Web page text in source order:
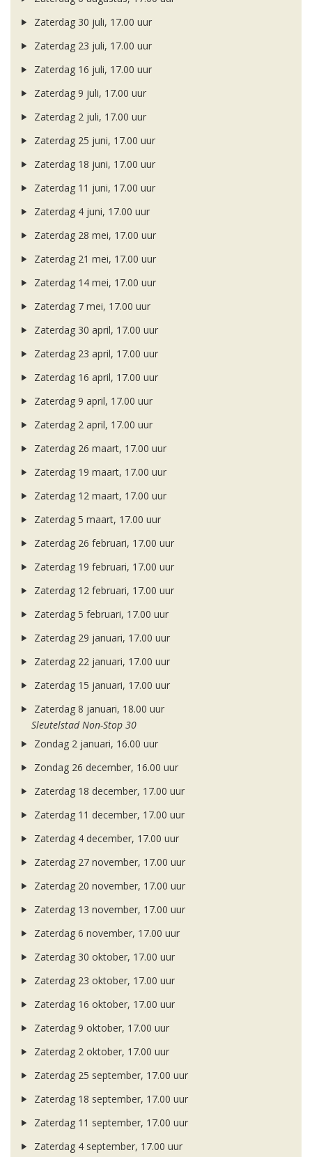
Zaterdag 30 juli, 17.00 uur
Zaterdag 23 juli, 17.00 uur
Zaterdag 16 juli, 17.00 uur
Zaterdag 9 juli, 17.00 uur
Zaterdag 2 juli, 17.00 uur
Zaterdag 25 juni, 17.00 uur
Zaterdag 18 juni, 17.00 uur
Zaterdag 11 juni, 17.00 uur
Zaterdag 4 juni, 17.00 uur
Zaterdag 28 mei, 17.00 uur
Zaterdag 21 mei, 17.00 uur
Zaterdag 14 mei, 17.00 uur
Zaterdag 7 mei, 17.00 uur
Zaterdag 30 april, 17.00 uur
Zaterdag 23 april, 17.00 uur
Zaterdag 16 april, 17.00 uur
Zaterdag 9 april, 17.00 uur
Zaterdag 2 april, 17.00 uur
Zaterdag 26 maart, 17.00 uur
Zaterdag 19 maart, 17.00 uur
Zaterdag 12 maart, 17.00 uur
Zaterdag 5 maart, 17.00 uur
Zaterdag 26 februari, 17.00 uur
Zaterdag 19 februari, 17.00 uur
Zaterdag 12 februari, 17.00 uur
Zaterdag 5 februari, 17.00 uur
Zaterdag 29 januari, 17.00 uur
Zaterdag 22 januari, 17.00 uur
Zaterdag 15 januari, 17.00 uur
Zaterdag 8 januari, 18.00 uur
Sleutelstad Non-Stop 30
Zondag 2 januari, 16.00 uur
Zondag 26 december, 16.00 uur
Zaterdag 18 december, 17.00 uur
Zaterdag 11 december, 17.00 uur
Zaterdag 4 december, 17.00 uur
Zaterdag 27 november, 17.00 uur
Zaterdag 20 november, 17.00 uur
Zaterdag 13 november, 17.00 uur
Zaterdag 6 november, 17.00 uur
Zaterdag 30 oktober, 17.00 uur
Zaterdag 23 oktober, 17.00 uur
Zaterdag 16 oktober, 17.00 uur
Zaterdag 9 oktober, 17.00 uur
Zaterdag 2 oktober, 17.00 uur
Zaterdag 25 september, 17.00 uur
Zaterdag 18 september, 17.00 uur
Zaterdag 11 september, 17.00 uur
Zaterdag 4 september, 17.00 uur